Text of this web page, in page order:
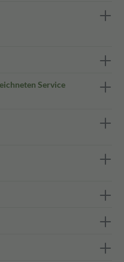
Service